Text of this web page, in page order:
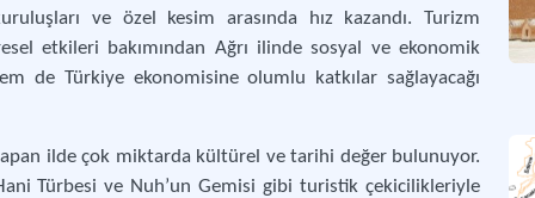
ve özel kesim arasında hız kazandı. Turizm
etkileri bakımından Ağrı ilinde sosyal ve ekonomik
de Türkiye ekonomisine olumlu katkılar sağlayacağı
ilde çok miktarda kültürel ve tarihi değer bulunuyor.
Türbesi ve Nuh’un Gemisi gibi turistik çekicilikleriyle